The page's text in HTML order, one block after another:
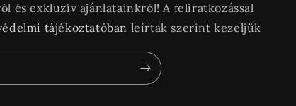
és exkluzív ajánlatainkról! A feliratkozással
tájékoztatóban leírtak szerint kezeljük